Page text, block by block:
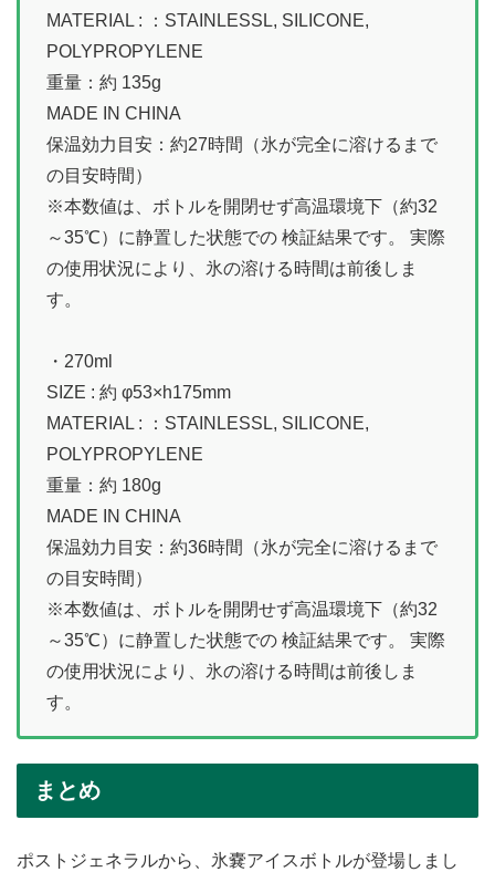
MATERIAL : ：STAINLESSL, SILICONE,
POLYPROPYLENE
重量：約 135g
MADE IN CHINA
保温効力目安：約27時間（氷が完全に溶けるまで
の目安時間）
※本数値は、ボトルを開閉せず高温環境下（約32
～35℃）に静置した状態での 検証結果です。 実際
の使用状況により、氷の溶ける時間は前後しま
す。
・270ml
SIZE : 約 φ53×h175mm
MATERIAL : ：STAINLESSL, SILICONE,
POLYPROPYLENE
重量：約 180g
MADE IN CHINA
保温効力目安：約36時間（氷が完全に溶けるまで
の目安時間）
※本数値は、ボトルを開閉せず高温環境下（約32
～35℃）に静置した状態での 検証結果です。 実際
の使用状況により、氷の溶ける時間は前後しま
す。
まとめ
ポストジェネラルから、氷嚢アイスボトルが登場しまし